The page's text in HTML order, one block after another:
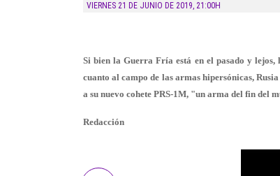
VIERNES 21 DE JUNIO DE 2019, 21:00H
Si bien la Guerra Fría está en el pasado y
cuanto al campo de las armas hipersónicas,
a su nuevo cohete PRS-1M, "un arma del fin del
Redacción